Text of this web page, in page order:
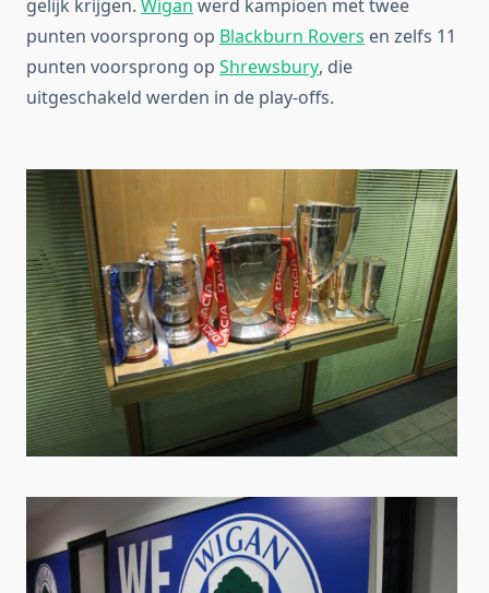
gelijk krijgen. Wigan werd kampioen met twee
punten voorsprong op Blackburn Rovers en zelfs 11
punten voorsprong op Shrewsbury, die
uitgeschakeld werden in de play-offs.